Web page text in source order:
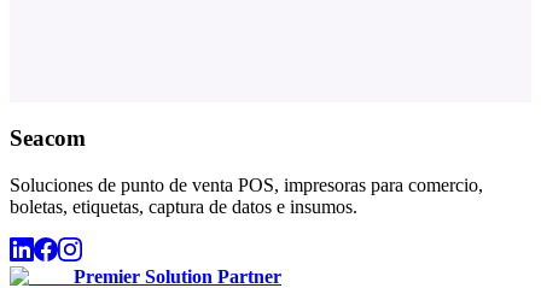
Seacom
Soluciones de punto de venta POS, impresoras para comercio,
boletas, etiquetas, captura de datos e insumos.
Premier Solution Partner